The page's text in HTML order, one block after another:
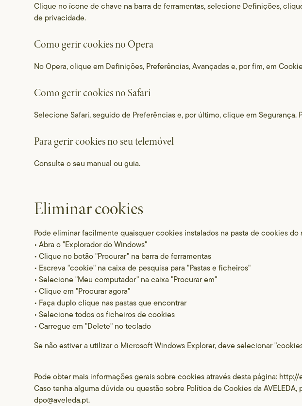
Clique no ícone de chave na barra de ferramentas, selecione Definições,
de privacidade.
Como gerir cookies no Opera
No Opera, clique em Definições, Preferências, Avançadas e, por fim, em
Como gerir cookies no Safari
Selecione Safari, seguido de Preferências e, por último, clique em
Para gerir cookies no seu telemóvel
Consulte o seu manual ou guia.
Eliminar cookies
Pode eliminar facilmente quaisquer cookies instalados na pasta de cookies
• Abra o "Explorador do Windows"
• Clique no botão "Procurar" na barra de ferramentas
• Escreva "cookie" na caixa de pesquisa para "Pastas e ficheiros"
• Selecione "Meu computador" na caixa "Procurar em"
• Clique em "Procurar agora"
• Faça duplo clique nas pastas que encontrar
• Selecione todos os ficheiros de cookies
• Carregue em "Delete" no teclado
Se não estiver a utilizar o Microsoft Windows Explorer, deve selecionar
Pode obter mais informações gerais sobre cookies através desta página:
Caso tenha alguma dúvida ou questão sobre Política de Cookies da
dpo@aveleda.pt.